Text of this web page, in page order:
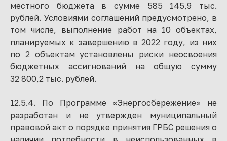
местного бюджета в сумме 585 145,9 тыс.
рублей. Условиями соглашений предусмотрено, в
том числе, выполнение работ на 10 объектах,
планируемых к завершению в 2022 году, из них
по 2 объектам установлены риски неосвоения
бюджетных ассигнований на общую сумму
32 800,2 тыс. рублей.
12.5.4. По Программе «Энергосбережение» не
разработан и не утвержден муниципальный
правовой акт о порядке принятия ГРБС решения о